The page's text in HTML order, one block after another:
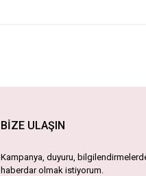
BİZE ULAŞIN
Kampanya, duyuru,
haberdar olmak istiyorum.